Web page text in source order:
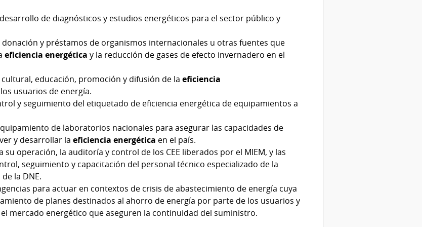
de diagnósticos y estudios energéticos para el sector público y
y préstamos de organismos internacionales u otras fuentes que
eficiencia energética y la reducción de gases de efecto invernadero en el
educación, promoción y difusión de la eficiencia
usuarios de energía.
y seguimiento del etiquetado de eficiencia energética de equipamientos a
de laboratorios nacionales para asegurar las capacidades de
y desarrollar la eficiencia energética en el país.
su operación, la auditoría y control de los CEE liberados por el MIEM, y las
seguimiento y capacitación del personal técnico especializado de la
la DNE.
para actuar en contextos de crisis de abastecimiento de energía cuya
de planes destinados al ahorro de energía por parte de los usuarios y
mercado energético que aseguren la continuidad del suministro.